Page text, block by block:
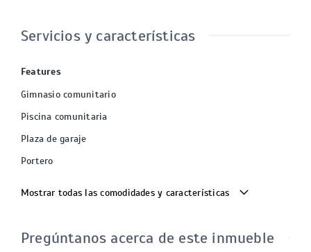
Servicios y características
Features
Gimnasio comunitario
Piscina comunitaria
Plaza de garaje
Portero
Mostrar todas las comodidades y características
Pregúntanos acerca de este inmueble